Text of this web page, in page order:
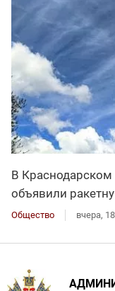
В Краснодарском
объявили
Общество вчера,